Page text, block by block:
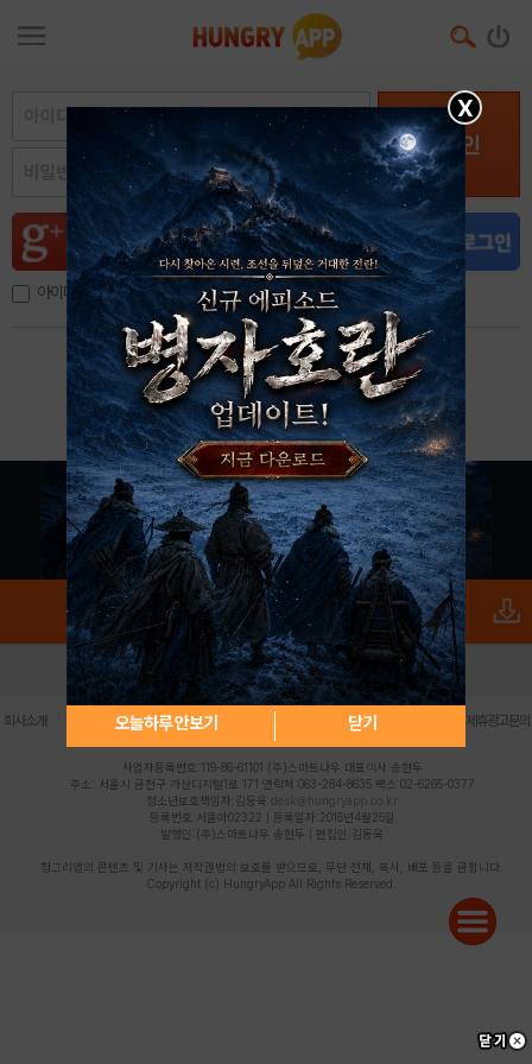
로그인
아이디, 이메일 저장
아이디 / 비밀번호 찾기 회원가입
X
오늘하루 안보기 닫기
로그인 PC버전 전체앱
회사소개 | 개인정보 처리방침 불법촬영물 신고센터 제휴광고문의
사업자등록번호:119-86-61101 (주)스마트나우 대표이사:송현두
주소: 서울시 금천구 가산디지털1로 171 연락처:063-284-8635 팩스:02-6265-0377
청소년보호책임자:김동욱 desk@hungryapp.co.kr
등록번호:서울아02322 | 등록일자:2016년4월25일
발행인:(주)스마트나우 송현두 | 편집인:김동욱
헝그리앱의 콘텐츠 및 기사는 저작권법의 보호를 받으므로, 무단 전재, 복사, 배포 등을 금합니다.
Copyright (c) HungryApp All Rights Reserved.